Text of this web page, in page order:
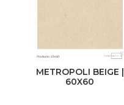
METROPOLI BEIGE |
60X60